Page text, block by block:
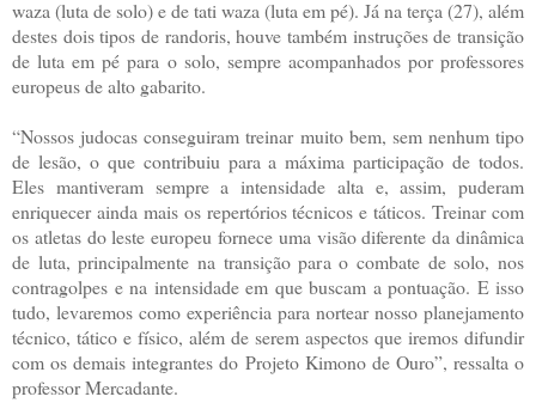
waza (luta de solo) e de tati waza (luta em pé). Já na terça (27), além
destes dois tipos de randoris, houve também instruções de transição
de luta em pé para o solo, sempre acompanhados por professores
europeus de alto gabarito.
“Nossos judocas conseguiram treinar muito bem, sem nenhum tipo
de lesão, o que contribuiu para a máxima participação de todos.
Eles mantiveram sempre a intensidade alta e, assim, puderam
enriquecer ainda mais os repertórios técnicos e táticos. Treinar com
os atletas do leste europeu fornece uma visão diferente da dinâmica
de luta, principalmente na transição para o combate de solo, nos
contragolpes e na intensidade em que buscam a pontuação. E isso
tudo, levaremos como experiência para nortear nosso planejamento
técnico, tático e físico, além de serem aspectos que iremos difundir
com os demais integrantes do Projeto Kimono de Ouro”, ressalta o
professor Mercadante.